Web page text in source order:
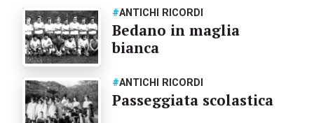
#ANTICHI RICORDI
Bedano in maglia
bianca
#ANTICHI RICORDI
Passeggiata scolastica